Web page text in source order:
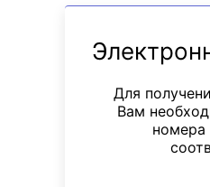
Для
Вам
номера